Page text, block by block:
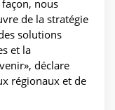
nous
de la stratégie
solutions
et la
déclare
régionaux et de